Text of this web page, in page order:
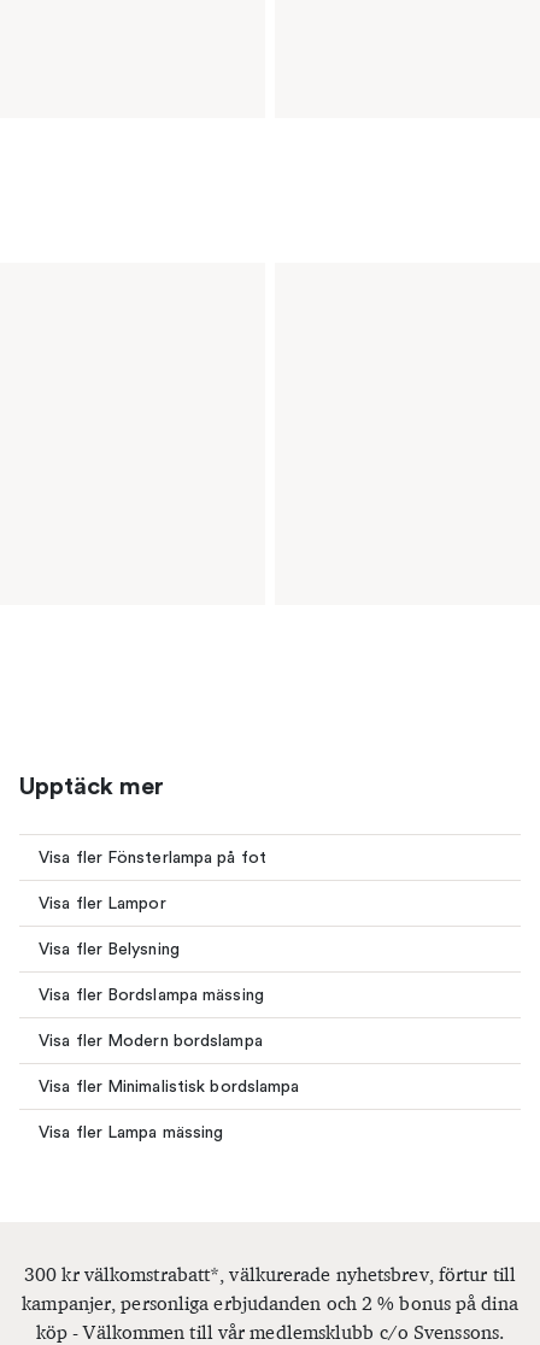
Upptäck mer
Visa fler Fönsterlampa på fot
Visa fler Lampor
Visa fler Belysning
Visa fler Bordslampa mässing
Visa fler Modern bordslampa
Visa fler Minimalistisk bordslampa
Visa fler Lampa mässing
300 kr välkomstrabatt*, välkurerade nyhetsbrev, förtur till
kampanjer, personliga erbjudanden och 2 % bonus på dina
köp - Välkommen till vår medlemsklubb c/o Svenssons.